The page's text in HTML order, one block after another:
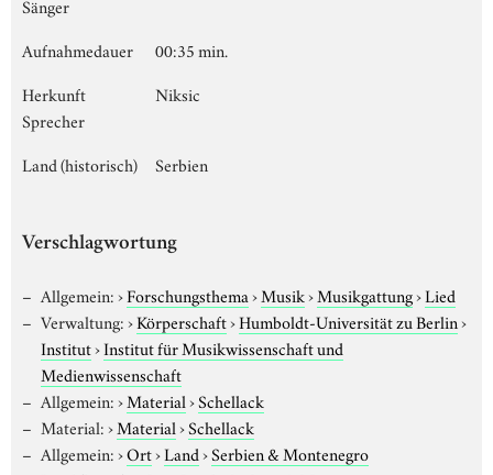
Sänger
Aufnahmedauer
00:35 min.
Herkunft
Sprecher
Niksic
Land (historisch) Serbien
Verschlagwortung
Allgemein:›Forschungsthema›Musik›Musikgattung›Lied
Verwaltung:›Körperschaft›Humboldt-Universität zu Berlin›
Institut›Institut für Musikwissenschaft und
Medienwissenschaft
Allgemein:›Material›Schellack
Material:›Material›Schellack
Allgemein:›Ort›Land›Serbien & Montenegro